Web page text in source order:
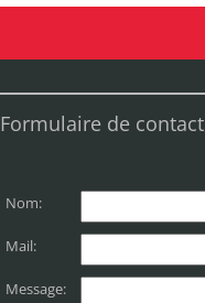
Formulaire de contact
Nom:
Mail:
Message: